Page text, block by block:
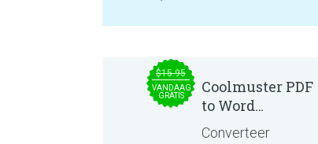
$15.95
VANDAAG
GRATIS
Coolmuster PDF
to Word
Converter 2.3.3
Converteer